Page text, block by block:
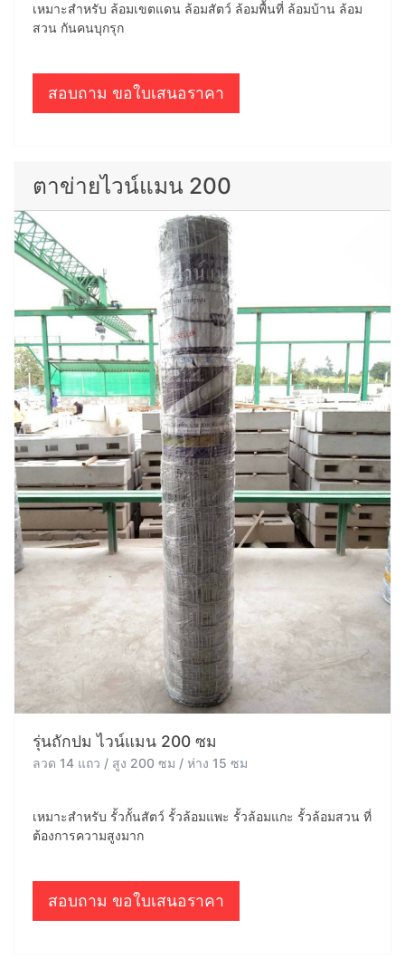
เหมาะสำหรับ ล้อมเขตแดน ล้อมสัตว์ ล้อมพื้นที่ ล้อมบ้าน ล้อม
สวน กันคนบุกรุก
สอบถาม ขอใบเสนอราคา
ตาข่ายไวน์แมน 200
รุ่นถักปม ไวน์แมน 200 ซม
ลวด 14 แถว / สูง 200 ซม / ห่าง 15 ซม
เหมาะสำหรับ รั้วกั้นสัตว์ รั้วล้อมแพะ รั้วล้อมแกะ รั้วล้อมสวน ที่
ต้องการความสูงมาก
สอบถาม ขอใบเสนอราคา